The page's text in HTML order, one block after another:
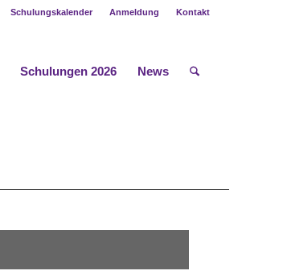
Schulungskalender Anmeldung Kontakt
Schulungen 2026 News